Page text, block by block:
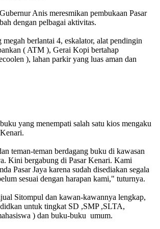
Anis meresmikan pembukaan Pasar
dengan pelbagai aktivitas.
berlantai 4, eskalator, alat pendingin
( ATM ), Gerai Kopi bertahap
), lahan parkir yang luas aman dan
yang menempati salah satu kios mengaku
teman-teman berdagang buku di kawasan
Kini bergabung di Pasar Kenari. Kami
Pasar Jaya karena sudah disediakan segala
sesuai dengan harapan kami," tuturnya.
Sitompul dan kawan-kawannya lengkap,
untuk tingkat SD ,SMP ,SLTA,
) dan buku-buku umum.